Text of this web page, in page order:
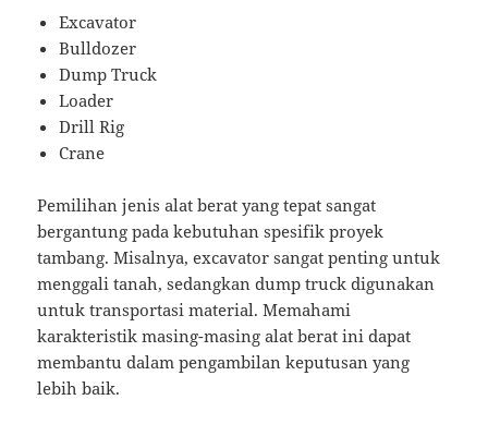
Excavator
Bulldozer
Dump Truck
Loader
Drill Rig
Crane
Pemilihan jenis alat berat yang tepat sangat
bergantung pada kebutuhan spesifik proyek
tambang. Misalnya, excavator sangat penting untuk
menggali tanah, sedangkan dump truck digunakan
untuk transportasi material. Memahami
karakteristik masing-masing alat berat ini dapat
membantu dalam pengambilan keputusan yang
lebih baik.